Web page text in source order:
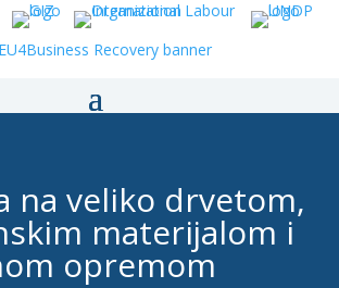
na veliko drvetom,
materijalom i
opremom